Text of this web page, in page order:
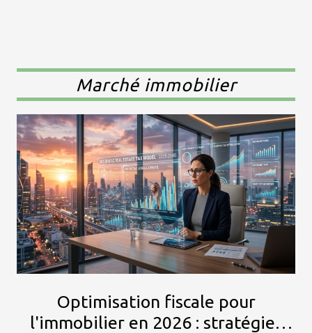
Marché immobilier
Optimisation fiscale pour
l'immobilier en 2026 : stratégies